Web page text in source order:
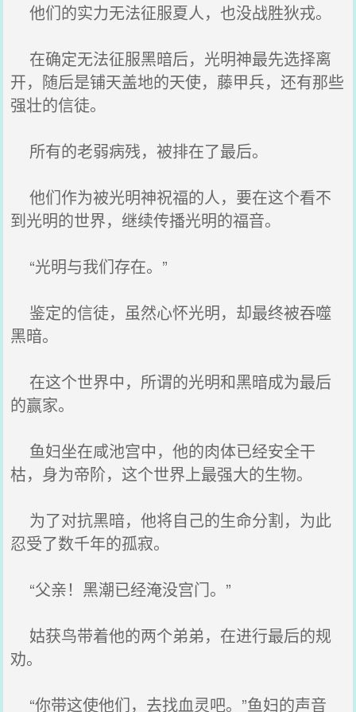
他们的实力无法征服夏人，也没战胜狄戎。
在确定无法征服黑暗后，光明神最先选择离
开，随后是铺天盖地的天使，藤甲兵，还有那些
强壮的信徒。
所有的老弱病残，被排在了最后。
他们作为被光明神祝福的人，要在这个看不
到光明的世界，继续传播光明的福音。
“光明与我们存在。”
鉴定的信徒，虽然心怀光明，却最终被吞噬
黑暗。
在这个世界中，所谓的光明和黑暗成为最后
的赢家。
鱼妇坐在咸池宫中，他的肉体已经安全干
枯，身为帝阶，这个世界上最强大的生物。
为了对抗黑暗，他将自己的生命分割，为此
忍受了数千年的孤寂。
“父亲！黑潮已经淹没宫门。”
姑获鸟带着他的两个弟弟，在进行最后的规
劝。
“你带这使他们，去找血灵吧。”鱼妇的声音